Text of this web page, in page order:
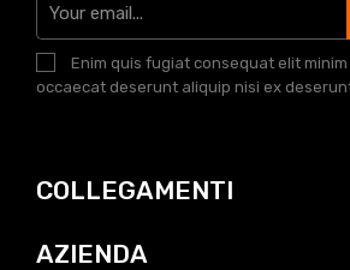
Enim quis fugiat consequat elit
occaecat deserunt aliquip nisi ex
COLLEGAMENTI
AZIENDA